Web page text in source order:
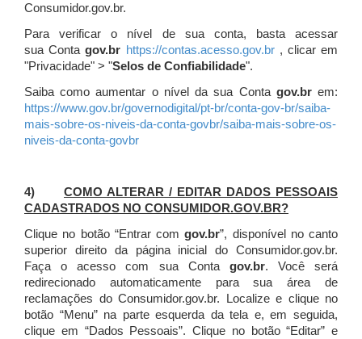
Consumidor.gov.br.
Para verificar o nível de sua conta, basta acessar
sua Contagov.br https://contas.acesso.gov.br, clicar em
"Privacidade" > "Selos de Confiabilidade".
Saiba como aumentar o nível da sua Conta gov.brem:
https://www.gov.br/governodigital/pt-br/conta-gov-br/saiba-
mais-sobre-os-niveis-da-conta-govbr/saiba-mais-sobre-os-
niveis-da-conta-govbr
4) COMO ALTERAR / EDITAR DADOS PESSOAIS
CADASTRADOS NO CONSUMIDOR.GOV.BR?
Clique no botão “Entrar comgov.br”, disponível no canto
superior direito da página inicial do Consumidor.gov.br.
Faça o acesso com sua Conta gov.br. Você será
redirecionado automaticamente para sua área de
reclamações do Consumidor.gov.br.
Localize e clique no
botão “Menu” na parte esquerda da tela e, em seguida,
clique em “Dados Pessoais”. Clique no botão “Editar” e